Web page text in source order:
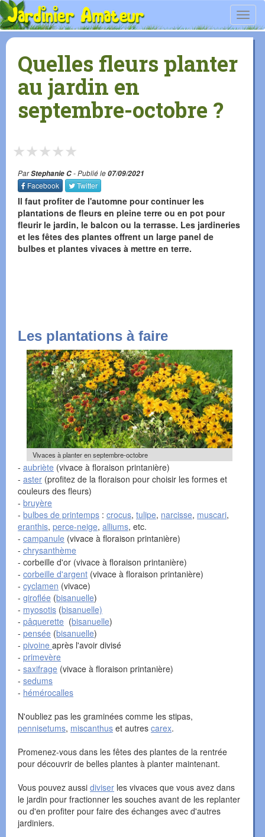
Quelles fleurs planter
au jardin en
septembre-octobre ?
★
★
★
★
★
ParStephanie C- Publié le07/09/2021
Facebook
Twitter
Il faut profiter de l'automne pour continuer les
plantations de fleurs en pleine terre ou en pot pour
fleurir le jardin, le balcon ou la terrasse. Les jardineries
et les fêtes des plantes offrent un large panel de
bulbes et plantes vivaces à mettre en terre.
Les plantations à faire
Vivaces à planter en septembre-octobre
- aubriète (vivace à floraison printanière)
- aster (profitez de la floraison pour choisir les formes et
couleurs des fleurs)
- bruyère
- bulbes de printemps : crocus, tulipe, narcisse, muscari,
eranthis, perce-neige, alliums, etc.
- campanule (vivace à floraison printanière)
- chrysanthème
- corbeille d'or (vivace à floraison printanière)
- corbeille d'argent (vivace à floraison printanière)
- cyclamen (vivace)
- giroflée (bisanuelle)
- myosotis (bisanuelle)
- pâquerette (bisanuelle)
- pensée (bisanuelle)
- pivoine après l'avoir divisé
- primevère
- saxifrage (vivace à floraison printanière)
- sedums
- hémérocalles
N'oubliez pas les graminées comme les stipas,
pennisetums, miscanthus et autres carex.
Promenez-vous dans les fêtes des plantes de la rentrée
pour découvrir de belles plantes à planter maintenant.
Vous pouvez aussi diviser les vivaces que vous avez dans
le jardin pour fractionner les souches avant de les replanter
ou d'en profiter pour faire des échanges avec d'autres
jardiniers.